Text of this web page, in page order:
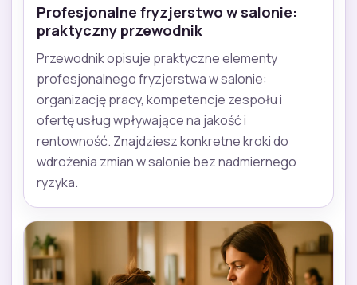
Profesjonalne fryzjerstwo w salonie:
praktyczny przewodnik
Przewodnik opisuje praktyczne elementy
profesjonalnego fryzjerstwa w salonie:
organizację pracy, kompetencje zespołu i
ofertę usług wpływające na jakość i
rentowność. Znajdziesz konkretne kroki do
wdrożenia zmian w salonie bez nadmiernego
ryzyka.